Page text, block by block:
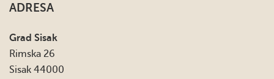
ADRESA
Grad Sisak
Rimska 26
Sisak 44000